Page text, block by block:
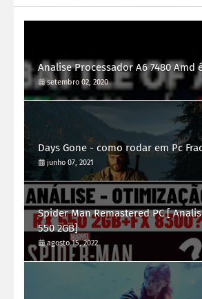
Analise Processador A6 7480 Amd
setembro 02, 2020
Days Gone - como rodar em Pc
junho 07, 2021
Spider Man Remastered PC [
550 2GB]
agosto 15, 2022